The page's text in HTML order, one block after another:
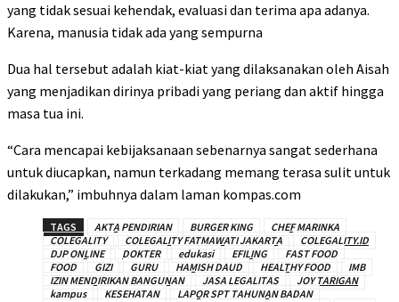
yang tidak sesuai kehendak, evaluasi dan terima apa adanya.
Karena, manusia tidak ada yang sempurna
Dua hal tersebut adalah kiat-kiat yang dilaksanakan oleh Aisah
yang menjadikan dirinya pribadi yang periang dan aktif hingga
masa tua ini.
“Cara mencapai kebijaksanaan sebenarnya sangat sederhana
untuk diucapkan, namun terkadang memang terasa sulit untuk
dilakukan,” imbuhnya dalam laman kompas.com
TAGS AKTA PENDIRIAN BURGER KING
CHEF MARINKA
COLEGALITY
COLEGALITY FATMAWATI JAKARTA
COLEGALITY.ID
DJP ONLINE
DOKTER edukasi EFILING
FAST FOOD
FOOD
GIZI GURU HAMISH DAUD HEALTHY FOOD
IMB
IZIN MENDIRIKAN BANGUNAN
JASA LEGALITAS
JOY TARIGAN
kampus
KESEHATAN
LAPOR SPT TAHUNAN BADAN